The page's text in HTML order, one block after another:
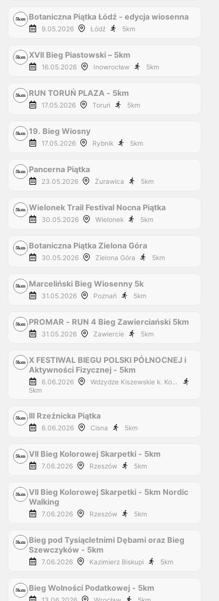
Botaniczna Piątka Łódź - edycja wiosenna
9.05.2026 Łódź 5km
XVII Bieg Piastowski – 5km
16.05.2026 Inowrocław 5km
RUN TORUŃ PLAZA - 5km
17.05.2026 Toruń 5km
19. Bieg Wiosny
17.05.2026 Rybnik 5km
Pancerna Piątka
23.05.2026 Żurawica 5km
Wielonek Trail Festival Nocna Piątka
30.05.2026 Wielonek 5km
Botaniczna Piątka Zielona Góra
30.05.2026 Zielona Góra 5km
Marceliński Bieg Wiosenny 5k
31.05.2026 Poznań 5km
PROMAR - RUN 4 Bieg Zawierciański 5km
31.05.2026 Zawiercie 5km
X FESTIWAL BIEGU POLSKI PÓŁNOCNEJ i
Aktywności Fizycznej - 5km
6.06.2026
Wdzydze Kiszewskie k. Kościerzyna
5km
III Rzeźnicka Piątka
6.06.2026 Cisna 5km
VII Bieg Kolorowej Skarpetki - 5km
7.06.2026 Rzeszów 5km
VII Bieg Kolorowej Skarpetki - 5km Nordic
Walking
7.06.2026 Rzeszów 5km
Bieg pod Tysiącletnimi Dębami oraz Bieg
Szewczyków - 5km
7.06.2026 Kazimierz Biskupi 5km
Bieg Wolności Podatkowej - 5km